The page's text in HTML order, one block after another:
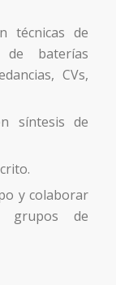
técnicas de
de baterías
CVs,
síntesis de
y colaborar
grupos de